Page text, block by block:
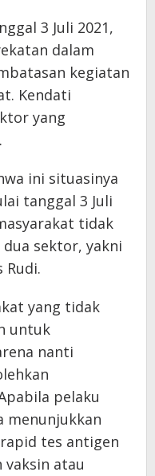
3 Juli 2021,
dalam
kegiatan
Kendati
yang
ini situasinya
tanggal 3 Juli
tidak
sektor, yakni
Rudi.
yang tidak
untuk
nanti
pelaku
menunjukkan
tes antigen
vaksin atau